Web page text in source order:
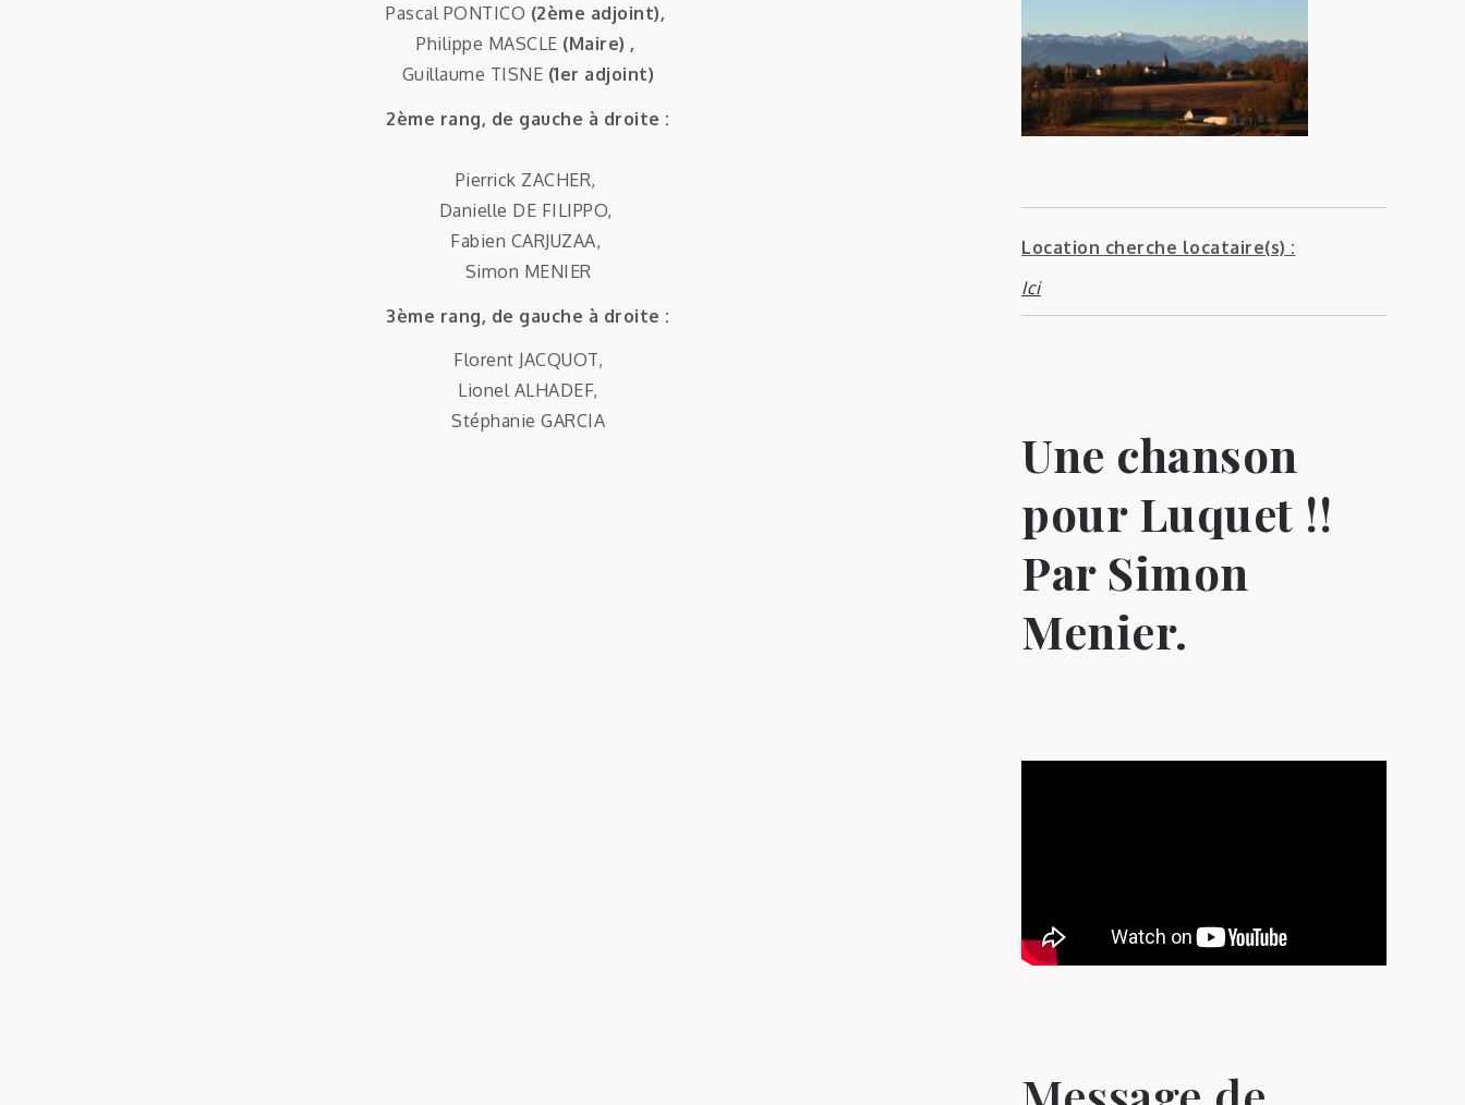
Pascal PONTICO (2ème adjoint),
Philippe MASCLE (Maire) ,
Guillaume TISNE (1er adjoint)
2ème rang, de gauche à droite :
Pierrick ZACHER,
Danielle DE FILIPPO,
Fabien CARJUZAA,
Simon MENIER
3ème rang, de gauche à droite :
Florent JACQUOT,
Lionel ALHADEF,
Stéphanie GARCIA
Location cherche locataire(s) :
Ici
Une chanson
pour Luquet !!
Par Simon
Menier.